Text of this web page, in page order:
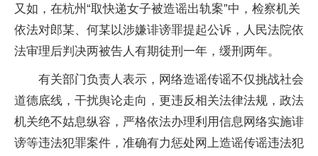
又如，在杭州“取快递女子被造谣出轨案”中，检察机关
依法对郎某、何某以涉嫌诽谤罪提起公诉，人民法院依
法审理后判决两被告人有期徒刑一年，缓刑两年。
有关部门负责人表示，网络造谣传谣不仅挑战社会
道德底线，干扰舆论走向，更违反相关法律法规，政法
机关绝不姑息纵容，严格依法办理利用信息网络实施诽
谤等违法犯罪案件，准确有力惩处网上造谣传谣违法犯